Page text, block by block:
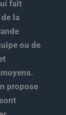
fait
la
ou de
propose